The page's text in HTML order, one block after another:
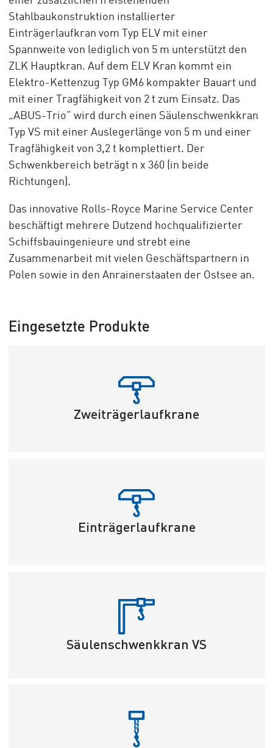
Stahlbaukonstruktion installierter
Einträgerlaufkran vom Typ ELV mit einer
Spannweite von lediglich von 5 m unterstützt den
ZLK Hauptkran. Auf dem ELV Kran kommt ein
Elektro-Kettenzug Typ GM6 kompakter Bauart und
mit einer Tragfähigkeit von 2 t zum Einsatz. Das
„ABUS-Trio” wird durch einen Säulenschwenkkran
Typ VS mit einer Auslegerlänge von 5 m und einer
Tragfähigkeit von 3,2 t komplettiert. Der
Schwenkbereich beträgt n x 360 (in beide
Richtungen).
Das innovative Rolls-Royce Marine Service Center
beschäftigt mehrere Dutzend hochqualifizierter
Schiffsbauingenieure und strebt eine
Zusammenarbeit mit vielen Geschäftspartnern in
Polen sowie in den Anrainerstaaten der Ostsee an.
Eingesetzte Produkte
Zweiträgerlaufkrane
Einträgerlaufkrane
Säulenschwenkkran VS